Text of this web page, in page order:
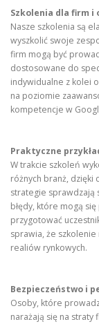
Szkolenia dla firm i
Nasze szkolenia są
wyszkolić swoje
firm mogą być
dostosowane do
indywidualne z kolei
na poziomie
kompetencje w
Praktyczne
W trakcie szkoleń
różnych branż, dzięki
strategie sprawdzają
błędy, które mogą
przygotować
sprawia, że
realiów rynkowych.
Bezpieczeństwo i
Osoby, które
narażają się na straty